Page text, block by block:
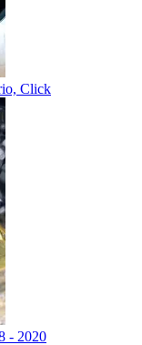
Click
- 2020